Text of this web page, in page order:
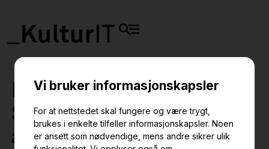
Museene forteller:
Slik bruker jeg KulturNav i
arbeidet mitt